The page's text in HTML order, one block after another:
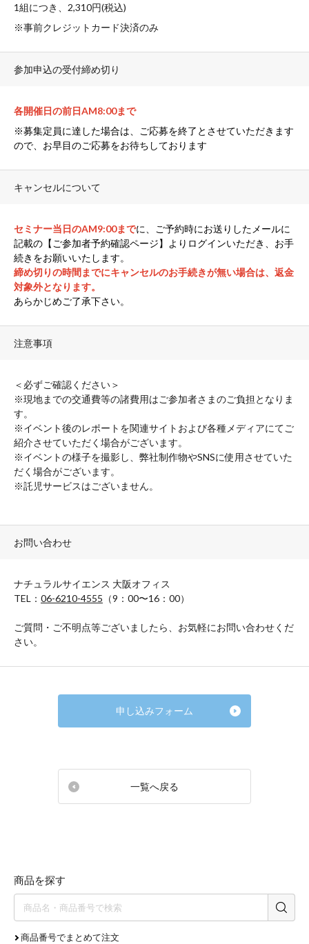
1組につき、2,310円(税込)
※事前クレジットカード決済のみ
参加申込の受付締め切り
各開催日の前日AM8:00まで
※募集定員に達した場合は、ご応募を終了とさせていただきます
ので、お早目のご応募をお待ちしております
キャンセルについて
セミナー当日のAM9:00までに、ご予約時にお送りしたメールに
記載の【ご参加者予約確認ページ】よりログインいただき、お手
続きをお願いいたします。
締め切りの時間までにキャンセルのお手続きが無い場合は、返金
対象外となります。
あらかじめご了承下さい。
注意事項
＜必ずご確認ください＞
※現地までの交通費等の諸費用はご参加者さまのご負担となりま
す。
※イベント後のレポートを関連サイトおよび各種メディアにてご
紹介させていただく場合がございます。
※イベントの様子を撮影し、弊社制作物やSNSに使用させていた
だく場合がございます。
※託児サービスはございません。
お問い合わせ
ナチュラルサイエンス 大阪オフィス
TEL： 06-6210-4555 （9：00〜16：00）
ご質問・ご不明点等ございましたら、お気軽にお問い合わせくだ
さい。
申し込みフォーム
一覧へ戻る
商品を探す
商品番号でまとめて注文